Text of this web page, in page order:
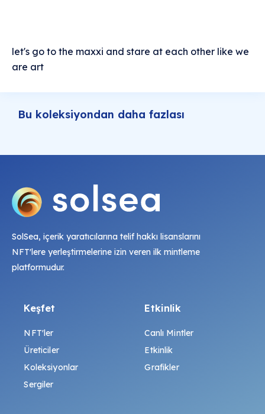
let's go to the maxxi and stare at each other like we
are art
Bu koleksiyondan daha fazlası
SolSea, içerik yaratıcılarına telif hakkı lisanslarını
NFT'lere yerleştirmelerine izin veren ilk mintleme
platformudur.
Keşfet
NFT'ler
Üreticiler
Koleksiyonlar
Sergiler
Etkinlik
Canlı Mintler
Etkinlik
Grafikler